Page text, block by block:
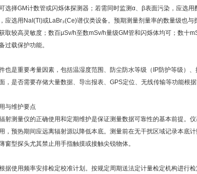
选择GM计数管或闪烁体探测器；若需同时监测α、β表面污染，应选
应选用NaI(Tl)或LaBr₃(Ce)谱仪类设备。预期测量剂量率的数量级也
取较高灵敏度；数百μSv/h至数mSv/h量级GM管和闪烁体均可；数十
过载保护功能。
也是重要考量因素，包括温湿度范围、防尘防水等级（IP防护等级）
，是否需要存储大量数据、导出报表、GPS定位、无线传输等功能根据
与维护要点
射测量仪的正确使用和定期维护是保证测量数据可靠性的基本前提。
，预热期间应远离辐射源以降低本底。测量前在无干扰区域记录本底
窗型探头尤其禁止用手指触摸或接触尖锐物体。
据使用频率安排检定校准计划。按规定周期送法定计量检定机构进行